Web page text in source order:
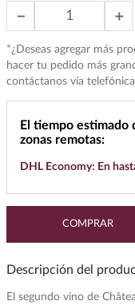
＋
－
*¿Deseas agregar más
hacer tu pedido más
contáctanos vía telefónica
El tiempo estimado
zonas remotas:
DHL Economy: En
COMPRAR
Descripción del
El segundo vino de
tequilas
5.
mezcal
7.
buchanans
8.
don julio
maestro dobel
10. black label